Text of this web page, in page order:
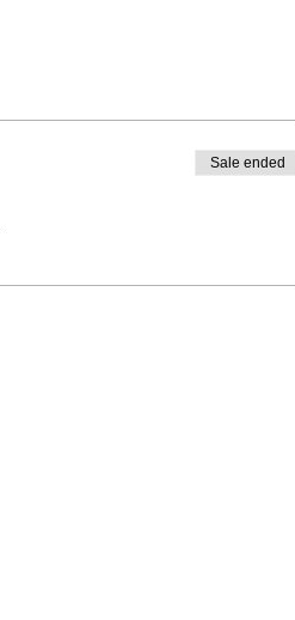
Sale ended